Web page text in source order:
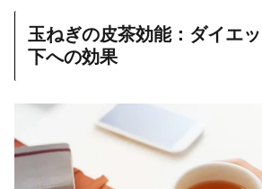
玉ねぎの皮茶効能：ダイエ
下への効果